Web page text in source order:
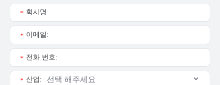
회사명:
*
이메일:
*
전화 번호:
*
산업:
*